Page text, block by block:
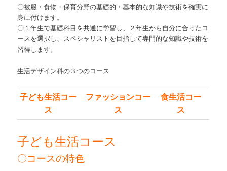
へ
移
〇被服・食物・保育分野の基礎的・基本的な知識や技術を確実に
身に付けます。
〇１年生で基礎科目を共通に学習し、２年生から自分に合ったコ
ースを選択し、スペシャリストを目指して専門的な知識や技術を
習得します。
生活デザイン科の３つのコース
子ども生活コー
ス
ファッションコー
ス
食生活コー
ス
子ども生活コース
〇コースの特色